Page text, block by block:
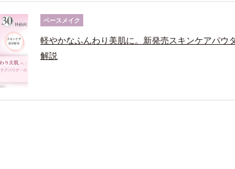
ベースメイク
軽やかなふんわり美肌に。新発売スキンケアパウ
解説